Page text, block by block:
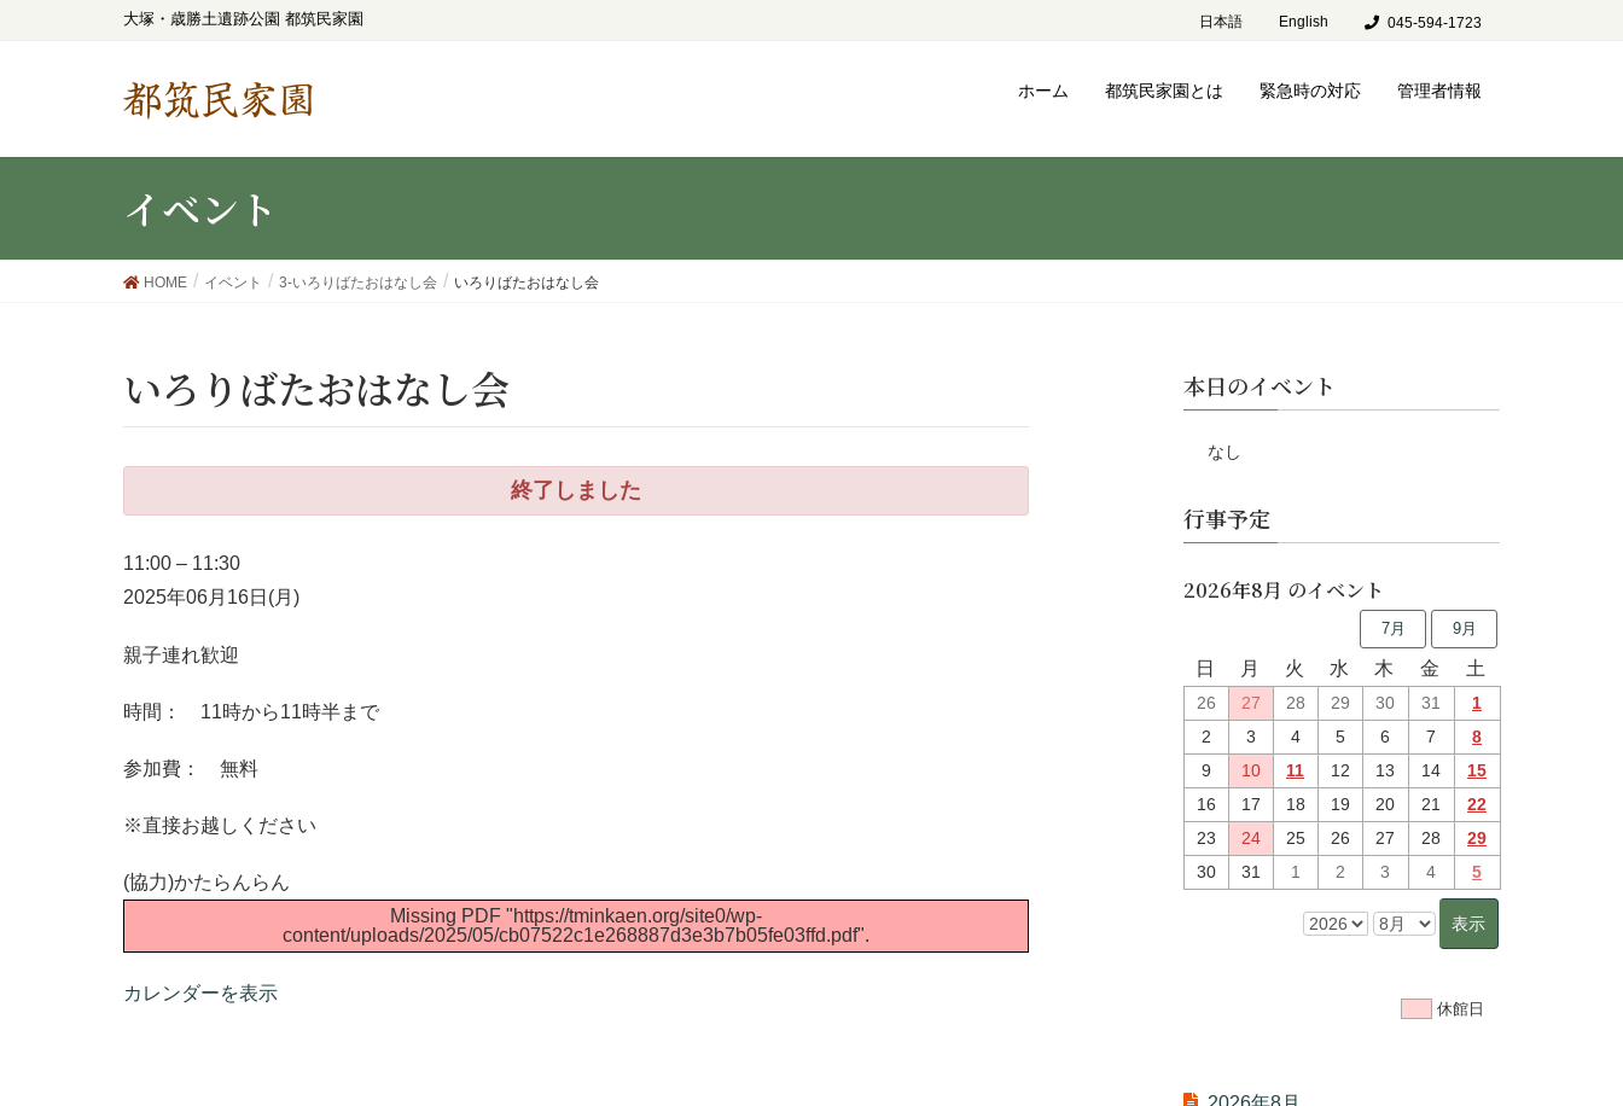
大塚・歳勝土遺跡公園 都筑民家園 日本語 English 045-594-1723
都筑民家園 ホーム 都筑民家園とは 緊急時の対応 管理者情報
イベント
HOME イベント 3-いろりばたおはなし会 いろりばたおはなし会
いろりばたおはなし会
11:00 – 11:30
2025年06月16日(月)
親子連れ歓迎
時間： 11時から11時半まで
参加費： 無料
※直接お越しください
(協力)かたらんらん
Missing PDF "https://tminkaen.org/site0/wp-
content/uploads/2025/05/cb07522c1e268887d3e3b7b05fe03ffd.pdf".
カレンダーを表示
本日のイベント
なし
行事予定
2026年8月 のイベント
7月 9月
日 月 火 水 木 金 土
26 27 28 29 30 31
1
2
3 4 5 6 7
8
9
10 11 12 13 14
15
16
17 18 19 20 21
22
23
24 25 26 27 28
29
30
31 1 2 3 4 5
休館日